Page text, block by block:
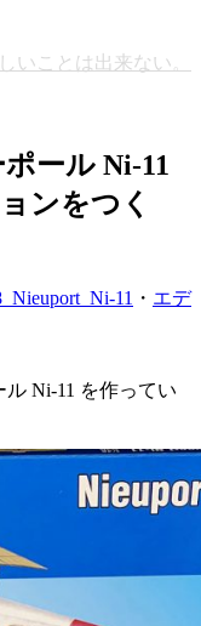
いことは出来ない。
ール Ni-11
ンをつく
11 ・ エデ
Ni-11 を作ってい